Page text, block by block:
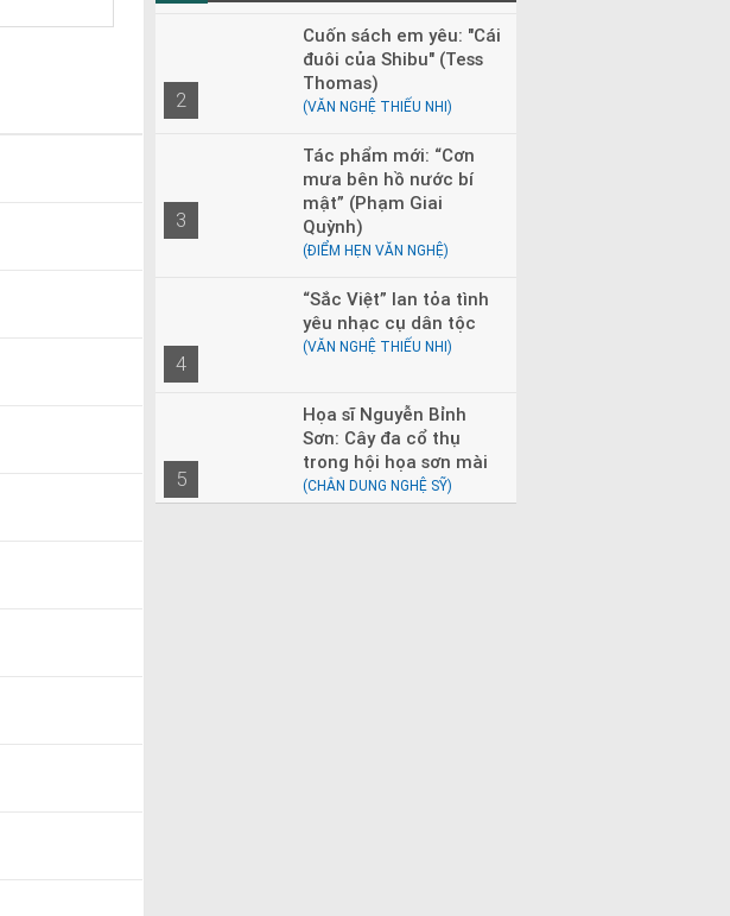
2
Cuốn sách em yêu: "Cái
đuôi của Shibu" (Tess
Thomas)
(VĂN NGHỆ THIẾU NHI)
3
Tác phẩm mới: “Cơn
mưa bên hồ nước bí
mật” (Phạm Giai
Quỳnh)
(ĐIỂM HẸN VĂN NGHỆ)
4
“Sắc Việt” lan tỏa tình
yêu nhạc cụ dân tộc
(VĂN NGHỆ THIẾU NHI)
5
Họa sĩ Nguyễn Bỉnh
Sơn: Cây đa cổ thụ
trong hội họa sơn mài
(CHÂN DUNG NGHỆ SỸ)